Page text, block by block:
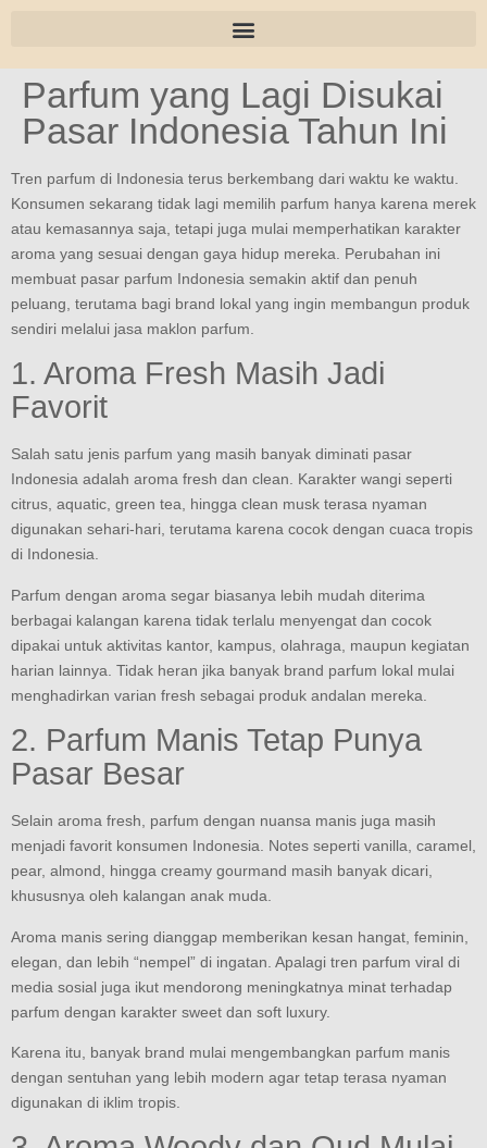
Parfum yang Lagi Disukai
Pasar Indonesia Tahun Ini
Tren parfum di Indonesia terus berkembang dari waktu ke waktu.
Konsumen sekarang tidak lagi memilih parfum hanya karena merek
atau kemasannya saja, tetapi juga mulai memperhatikan karakter
aroma yang sesuai dengan gaya hidup mereka. Perubahan ini
membuat pasar parfum Indonesia semakin aktif dan penuh
peluang, terutama bagi brand lokal yang ingin membangun produk
sendiri melalui jasa maklon parfum.
1. Aroma Fresh Masih Jadi
Favorit
Salah satu jenis parfum yang masih banyak diminati pasar
Indonesia adalah aroma fresh dan clean. Karakter wangi seperti
citrus, aquatic, green tea, hingga clean musk terasa nyaman
digunakan sehari-hari, terutama karena cocok dengan cuaca tropis
di Indonesia.
Parfum dengan aroma segar biasanya lebih mudah diterima
berbagai kalangan karena tidak terlalu menyengat dan cocok
dipakai untuk aktivitas kantor, kampus, olahraga, maupun kegiatan
harian lainnya. Tidak heran jika banyak brand parfum lokal mulai
menghadirkan varian fresh sebagai produk andalan mereka.
2. Parfum Manis Tetap Punya
Pasar Besar
Selain aroma fresh, parfum dengan nuansa manis juga masih
menjadi favorit konsumen Indonesia. Notes seperti vanilla, caramel,
pear, almond, hingga creamy gourmand masih banyak dicari,
khususnya oleh kalangan anak muda.
Aroma manis sering dianggap memberikan kesan hangat, feminin,
elegan, dan lebih “nempel” di ingatan. Apalagi tren parfum viral di
media sosial juga ikut mendorong meningkatnya minat terhadap
parfum dengan karakter sweet dan soft luxury.
Karena itu, banyak brand mulai mengembangkan parfum manis
dengan sentuhan yang lebih modern agar tetap terasa nyaman
digunakan di iklim tropis.